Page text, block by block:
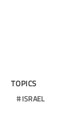
TOPICS
ISRAEL